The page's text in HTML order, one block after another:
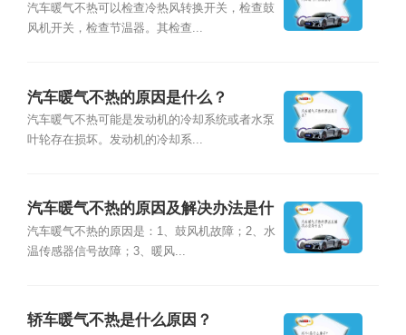
汽车暖气不热可以检查冷热风转换开关，检查鼓
风机开关，检查节温器。其检查...
汽车暖气不热的原因是什么？
汽车暖气不热可能是发动机的冷却系统或者水泵
叶轮存在损坏。发动机的冷却系...
汽车暖气不热的原因及解决办法是什
么？
汽车暖气不热的原因是：1、鼓风机故障；2、水
温传感器信号故障；3、暖风...
轿车暖气不热是什么原因？